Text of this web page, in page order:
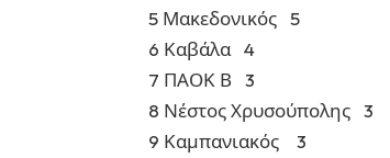
5 Μακεδονικός 5
6 Καβάλα 4
7 ΠΑΟΚ Β 3
8 Νέστος Χρυσούπολης 3
9 Καμπανιακός 3